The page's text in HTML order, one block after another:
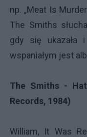
np. „Meat Is
The Smiths
gdy się
wspaniałym jest
The Smiths -
Records, 1984)
William, It Was